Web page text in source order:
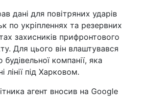
дані для повітряних ударів
по укріпленнях та резервних
захисників прифронтового
Для цього він влаштувався
компанії, яка
лінії під Харковом.
агент вносив на Google